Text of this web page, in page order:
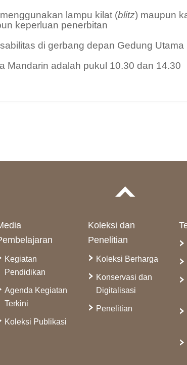
lampu kilat (blitz) maupun
keperluan penerbitan
di gerbang depan Gedung
Mandarin adalah pukul 10.30 dan 14.30
Kegiatan
Pendidikan
Agenda Kegiatan
Terkini
Koleksi Publikasi
Koleksi dan
Penelitian
Koleksi Berharga
Konservasi dan
Digitalisasi
Penelitian